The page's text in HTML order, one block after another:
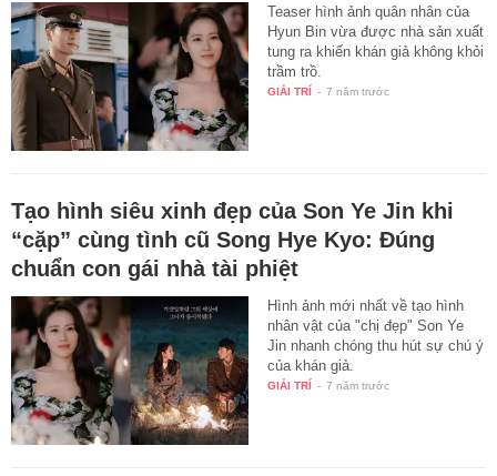
Teaser hình ảnh quân nhân của
Hyun Bin vừa được nhà sản xuất
tung ra khiến khán giả không khỏi
trầm trồ.
GIẢI TRÍ - 7 năm trước
Tạo hình siêu xinh đẹp của Son Ye Jin khi
“cặp” cùng tình cũ Song Hye Kyo: Đúng
chuẩn con gái nhà tài phiệt
Hình ảnh mới nhất về tạo hình
nhân vật của "chị đẹp" Son Ye
Jin nhanh chóng thu hút sự chú ý
của khán giả.
GIẢI TRÍ - 7 năm trước